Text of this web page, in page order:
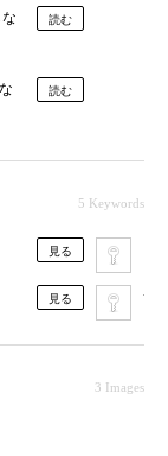
読む
読む
5 Keywords
見る
見る サ
3 Images